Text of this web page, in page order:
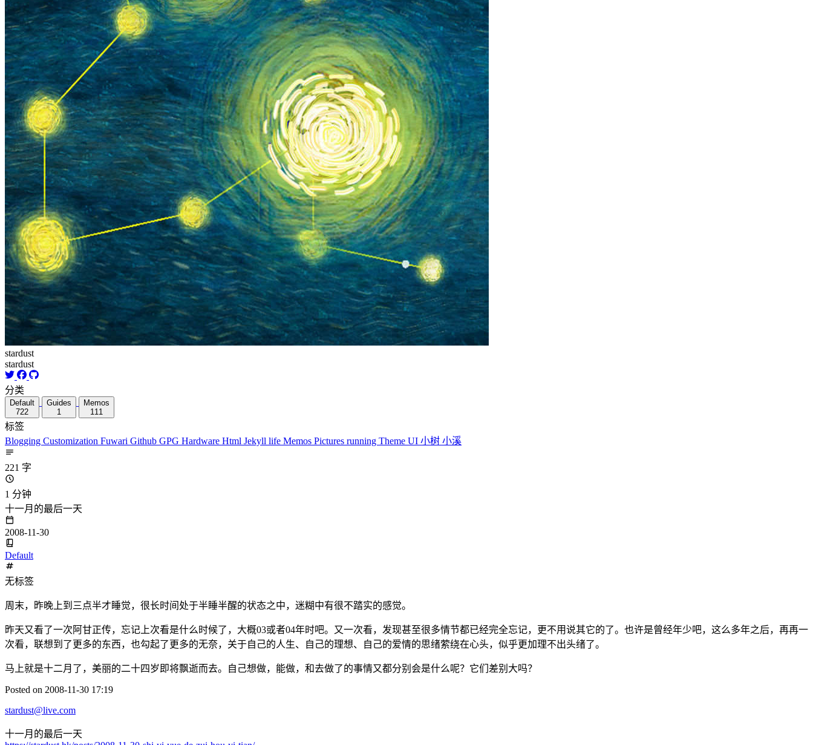
stardust
stardust
分类
Default
722
Guides
1
Memos
111
标签
Blogging Customization Fuwari Github GPG Hardware Html Jekyll life Memos Pictures running Theme UI 小树 小溪
221 字
1 分钟
十一月的最后一天
2008-11-30
Default
无标签
周末，昨晚上到三点半才睡觉，很长时间处于半睡半醒的状态之中，迷糊中有很不踏实的感觉。
昨天又看了一次阿甘正传，忘记上次看是什么时候了，大概03或者04年时吧。又一次看，发现甚至很多情节都已经完全忘记，更不用说其它的了。也许是曾经年少吧，这么多年之后，再再一
次看，联想到了更多的东西，也勾起了更多的无奈，关于自己的人生、自己的理想、自己的爱情的思绪萦绕在心头，似乎更加理不出头绪了。
马上就是十二月了，美丽的二十四岁即将飘逝而去。自己想做，能做，和去做了的事情又都分别会是什么呢？它们差别大吗？
Posted on 2008-11-30 17:19
stardust@live.com
十一月的最后一天